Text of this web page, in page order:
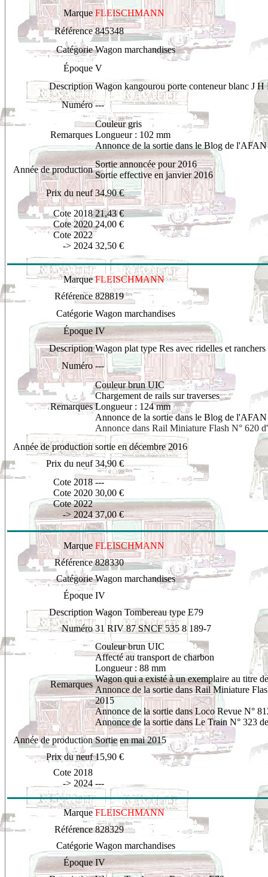
Marque FLEISCHMANN
Référence 845348
Catégorie Wagon marchandises
Époque V
Description Wagon kangourou porte conteneur blanc J H
Numéro ---
Remarques
Couleur gris
Longueur : 102 mm
Annonce de la sortie dans le Blog de l'AFAN
Année de production
Sortie annoncée pour 2016
Sortie effective en janvier 2016
Prix du neuf 34,90 €
Cote 2018
Cote 2020
Cote 2022
-> 2024
21,43 €
24,00 €
32,50 €
Marque FLEISCHMANN
Référence 828819
Catégorie Wagon marchandises
Époque IV
Description Wagon plat type Res avec ridelles et ranchers
Numéro ---
Remarques
Couleur brun UIC
Chargement de rails sur traverses
Longueur : 124 mm
Annonce de la sortie dans le Blog de l'AFAN
Annonce dans Rail Miniature Flash N° 620
Année de production sortie en décembre 2016
Prix du neuf 34,90 €
Cote 2018
Cote 2020
Cote 2022
-> 2024
---
30,00 €
37,00 €
Marque FLEISCHMANN
Référence 828330
Catégorie Wagon marchandises
Époque IV
Description Wagon Tombereau type E79
Numéro 31 RIV 87 SNCF 535 8 189-7
Remarques
Couleur brun UIC
Affecté au transport de charbon
Longueur : 88 mm
Wagon qui a existé à un exemplaire au titre
Annonce de la sortie dans Rail Miniature
2015
Annonce de la sortie dans Loco Revue N°
Annonce de la sortie dans Le Train N° 323
Année de production Sortie en mai 2015
Prix du neuf 15,90 €
Cote 2018
-> 2024 ---
Marque FLEISCHMANN
Référence 828329
Catégorie Wagon marchandises
Époque IV